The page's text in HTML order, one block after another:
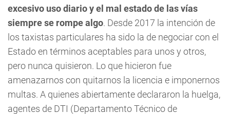
excesivo uso diario y el mal estado de las vías
siempre se rompe algo. Desde 2017 la intención de
los taxistas particulares ha sido la de negociar con el
Estado en términos aceptables para unos y otros,
pero nunca quisieron. Lo que hicieron fue
amenazarnos con quitarnos la licencia e imponernos
multas. A quienes abiertamente declararon la huelga,
agentes de DTI (Departamento Técnico de